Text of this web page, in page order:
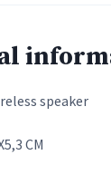
speaker
CM